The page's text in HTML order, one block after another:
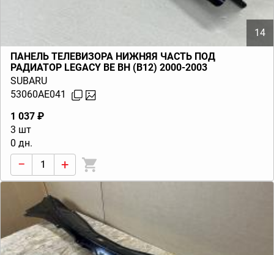
14
ПАНЕЛЬ ТЕЛЕВИЗОРА НИЖНЯЯ ЧАСТЬ ПОД
РАДИАТОР LEGACY BE BH (B12) 2000-2003
SUBARU
53060AE041
1 037 ₽
3 шт
0 дн.
− +